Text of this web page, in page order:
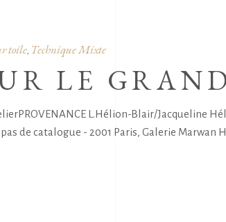
toile Technique Mixte
LE
L.Hélion-Blair/Jacqueline
de catalogue - 2001 Paris, Galerie Marwan